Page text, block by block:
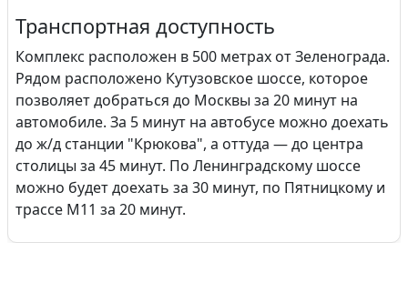
Транспортная доступность
Комплекс расположен в 500 метрах от Зеленограда.
Рядом расположено Кутузовское шоссе, которое
позволяет добраться до Москвы за 20 минут на
автомобиле. За 5 минут на автобусе можно доехать
до ж/д станции "Крюкова", а оттуда — до центра
столицы за 45 минут. По Ленинградскому шоссе
можно будет доехать за 30 минут, по Пятницкому и
трассе М11 за 20 минут.